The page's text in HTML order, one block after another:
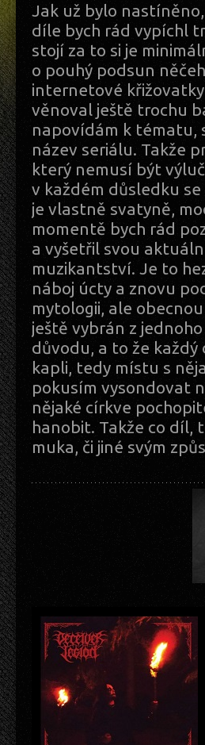
Jak už bylo
díle bych rád vypíchl
stojí za to si je
o pouhý podsun
internetové
věnoval ještě trochu
napovídám k tématu,
název seriálu. Takže
který nemusí být
v každém důsledku
je vlastně svatyně,
momentě bych rád
a vyšetřil svou
muzikantství. Je to
náboj úcty a znovu
mytologii, ale
ještě vybrán z
důvodu, a to že
kapli, tedy místu s
pokusím vysondovat
nějaké církve
hanobit. Takže co díl,
muka, či jiné svým